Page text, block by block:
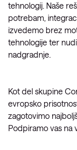
tehnologij. Naše
potrebam,
izvedemo brez
tehnologije ter
nadgradnje.
Kot del skupine
evropsko
zagotovimo
Podpiramo vas na